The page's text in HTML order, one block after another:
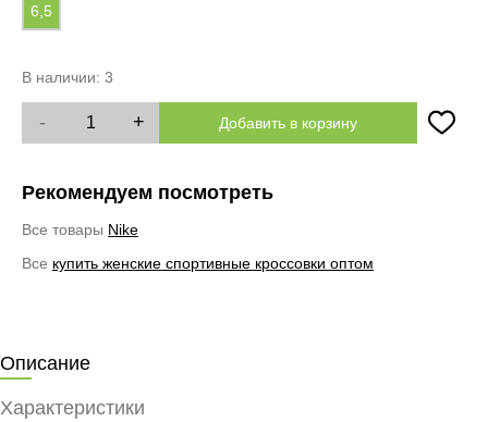
6,5
В наличии: 3
- + Добавить в корзину
Рекомендуем посмотреть
Все товары Nike
Все купить женские спортивные кроссовки оптом
Описание
Характеристики